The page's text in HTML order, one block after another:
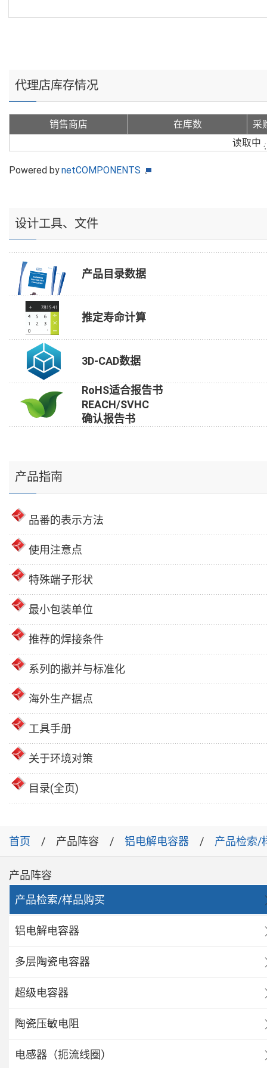
代理店库存情况
销售商店 在库数
采
读取中
Powered bynetCOMPONENTS
设计工具、文件
产品目录数据
推定寿命计算
3D-CAD数据
RoHS适合报告书
REACH/SVHC
确认报告书
产品指南
品番的表示方法
使用注意点
特殊端子形状
最小包装单位
推荐的焊接条件
系列的撤并与标准化
海外生产据点
工具手册
关于环境对策
目录(全页)
首页 产品阵容 铝电解电容器 产品检索/
产品阵容
产品检索/样品购买
铝电解电容器
多层陶瓷电容器
超级电容器
陶瓷压敏电阻
电感器（扼流线圈）